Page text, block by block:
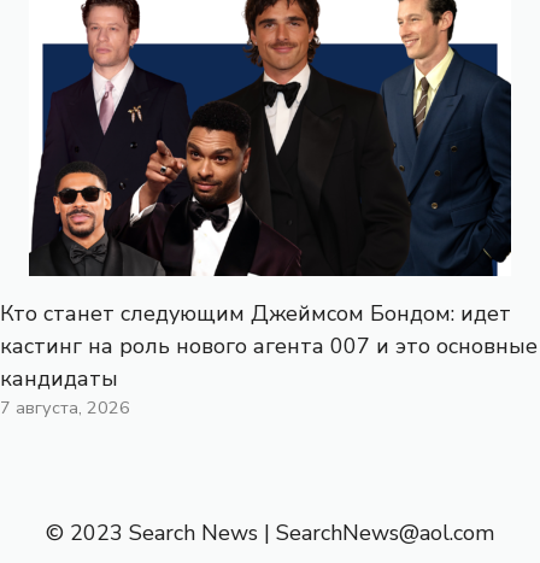
Кто станет следующим Джеймсом Бондом: идет
кастинг на роль нового агента 007 и это основные
кандидаты
7 августа, 2026
© 2023 Search News | SearchNews@aol.com